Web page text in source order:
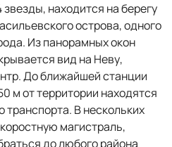
находится на берегу
острова, одного
Из панорамных окон
вид на Неву,
До ближайшей станции
м от территории находятся
транспорта. В нескольких
магистраль,
до любого района